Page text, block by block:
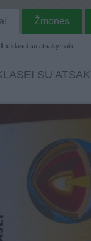
Žmonės
x klasei su atsakymais
SU